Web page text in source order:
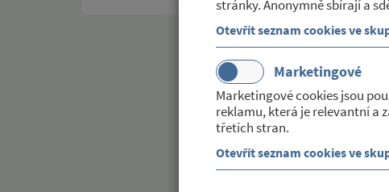
stránky. Anonymně sbírají a
Otevřít seznam cookies ve
Marketingové
Marketingové cookies jsou
reklamu, která je relevantní a
třetích stran.
Otevřít seznam cookies ve